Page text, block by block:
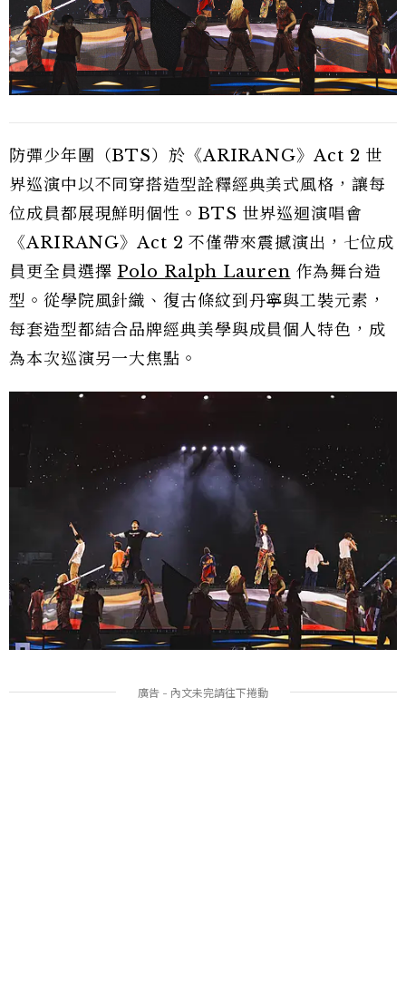
防彈少年團（BTS）於《ARIRANG》Act 2 世
界巡演中以不同穿搭造型詮釋經典美式風格，讓每
位成員都展現鮮明個性。BTS 世界巡迴演唱會
《ARIRANG》Act 2 不僅帶來震撼演出，七位成
員更全員選擇 Polo Ralph Lauren 作為舞台造
型。從學院風針織、復古條紋到丹寧與工裝元素，
每套造型都結合品牌經典美學與成員個人特色，成
為本次巡演另一大焦點。